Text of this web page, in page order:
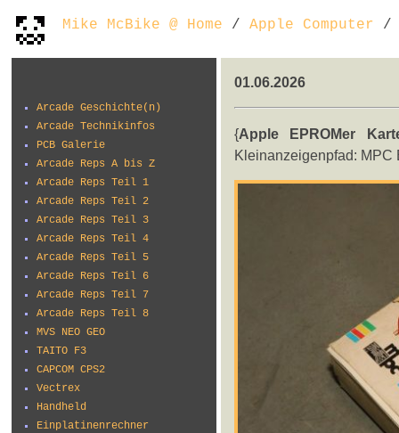
Mike McBike @ Home / Apple Computer /
Arcade Geschichte(n)
Arcade Technikinfos
PCB Galerie
Arcade Reps A bis Z
Arcade Reps Teil 1
Arcade Reps Teil 2
Arcade Reps Teil 3
Arcade Reps Teil 4
Arcade Reps Teil 5
Arcade Reps Teil 6
Arcade Reps Teil 7
Arcade Reps Teil 8
MVS NEO GEO
TAITO F3
CAPCOM CPS2
Vectrex
Handheld
Einplatinenrechner
01.06.2026
{Apple EPROMer
Kleinanzeigenpfad: MPC